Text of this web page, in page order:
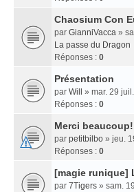
Chaosium Con
par GianniVacca »
La passe du Dragon
Réponses : 0
Présentation
par Will » mar. 29
Réponses : 0
Merci beaucoup!
par petitbilbo » jeu.
Réponses : 0
[magie runique]
par 7Tigers » sam.